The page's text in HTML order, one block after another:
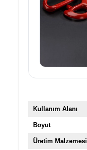
Kullanım Alanı
Boyut
Üretim Malzemesi